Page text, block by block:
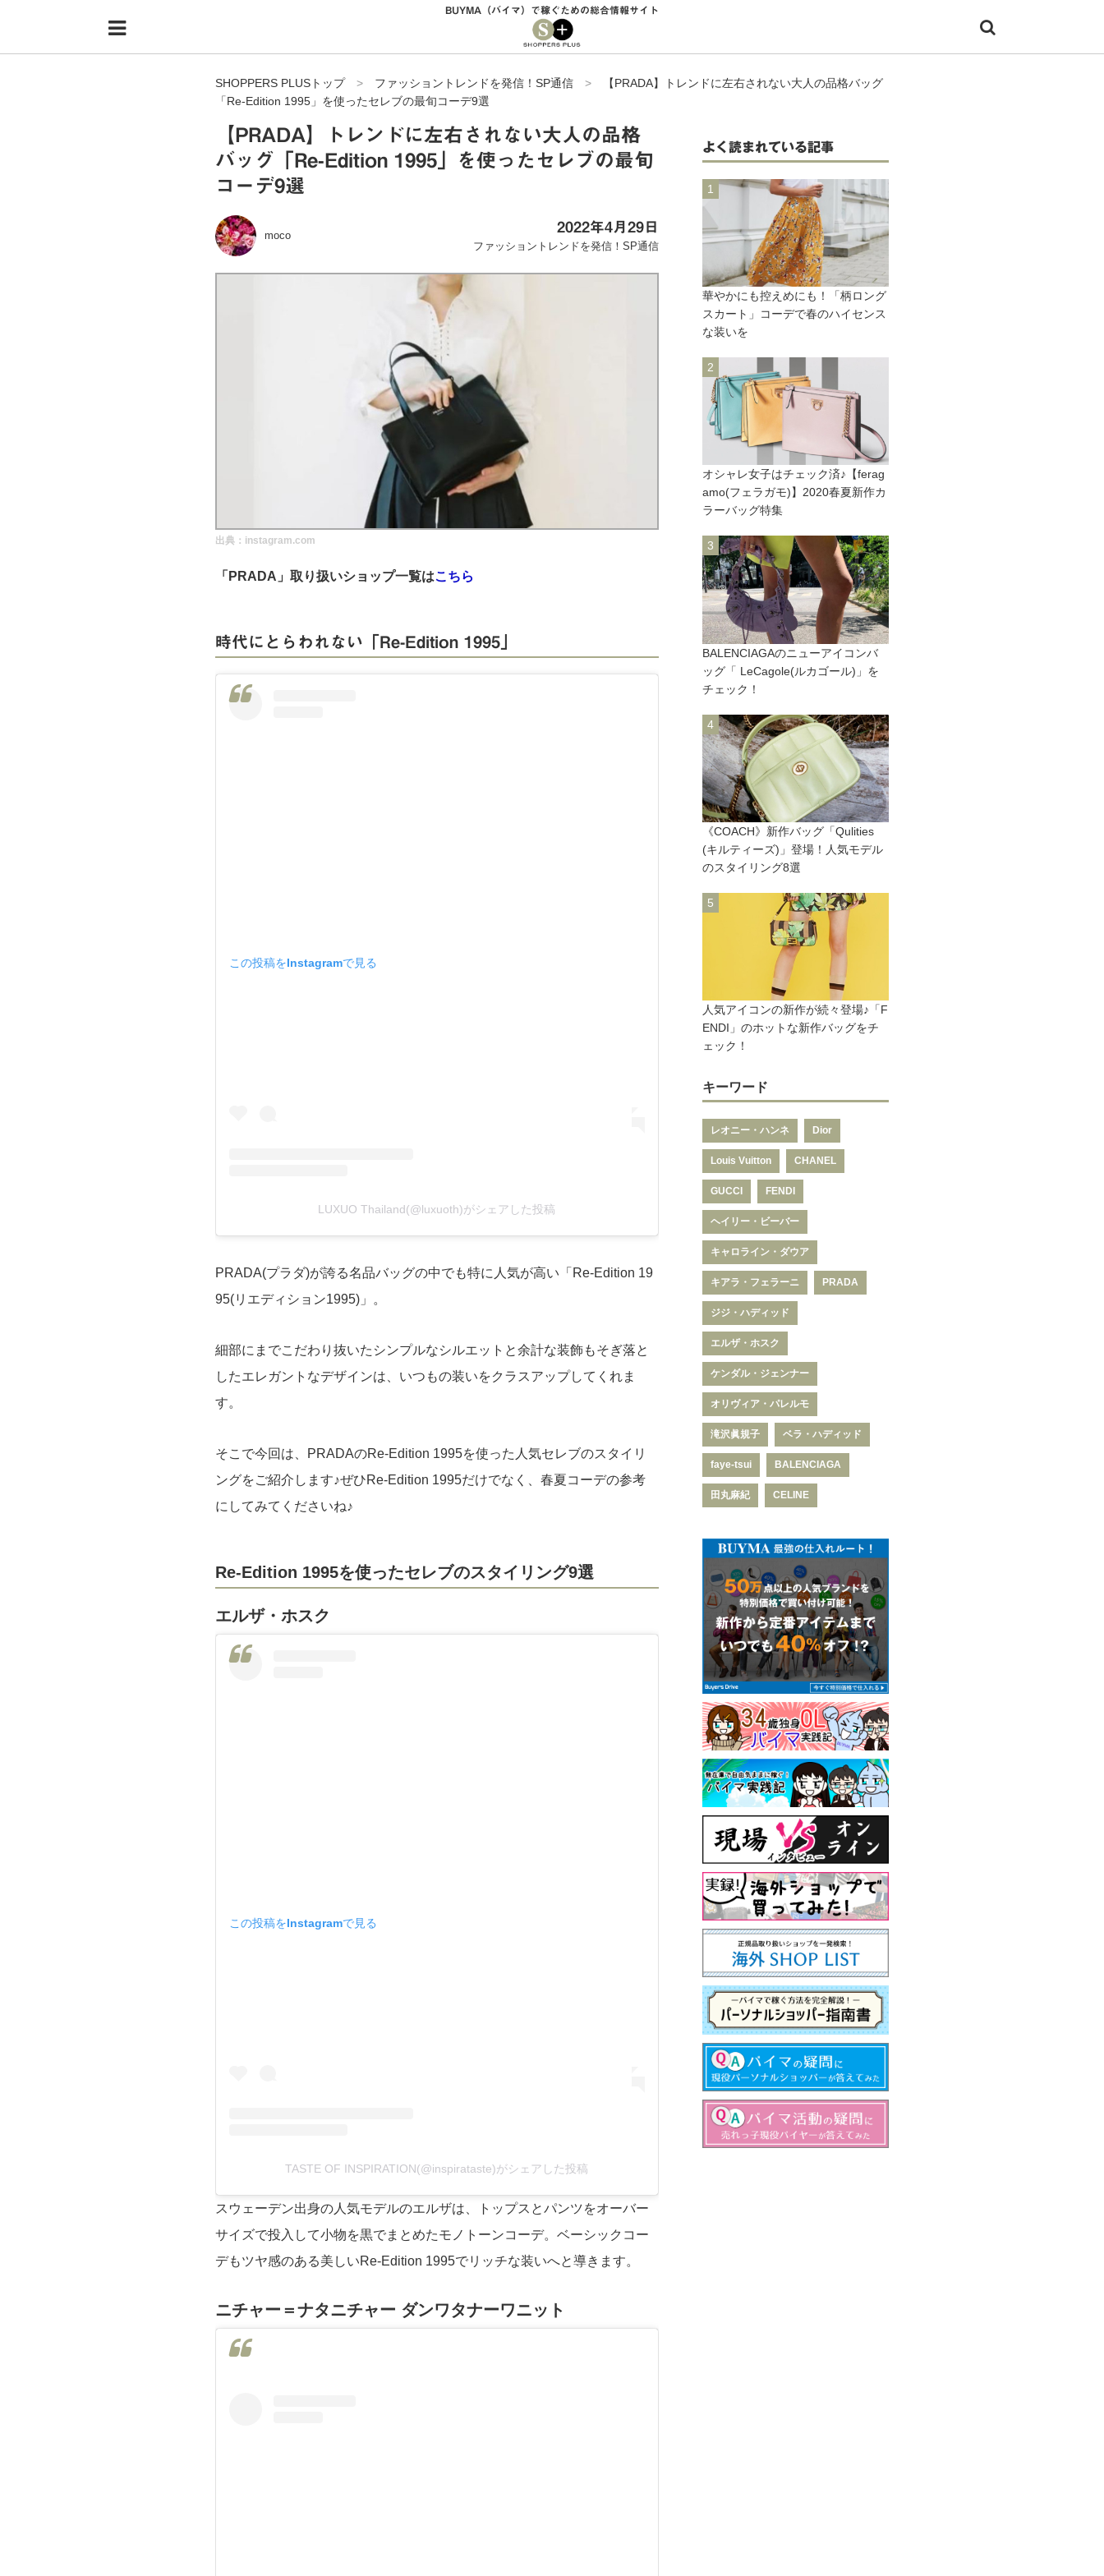
HOME
無在庫で自由気ままに稼ぐ！バイマ実践記
BUYMA（バイマ）で稼ぐための総合情報サイト
SHOPPERS PLUSトップ> ファッショントレンドを発信！SP通信 >
【PRADA】トレンドに左右されない大人の品格バッグ
「Re-Edition 1995」を使ったセレブの最旬コーデ9選
【PRADA】トレンドに左右されない大人の品格
バッグ「Re-Edition 1995」を使ったセレブの最旬
コーデ9選
moco
2022年4月29日
ファッショントレンドを発信！SP通信
出典：instagram.com
「PRADA」取り扱いショップ一覧はこちら
時代にとらわれない「Re-Edition 1995」
この投稿をInstagramで見る
LUXUO Thailand(@luxuoth)がシェアした投稿
PRADA(プラダ)が誇る名品バッグの中でも特に人気が高い「Re-Edition 19
95(リエディション1995)」。
細部にまでこだわり抜いたシンプルなシルエットと余計な装飾もそぎ落と
したエレガントなデザインは、いつもの装いをクラスアップしてくれま
す。
そこで今回は、PRADAのRe-Edition 1995を使った人気セレブのスタイリ
ングをご紹介します♪ぜひRe-Edition 1995だけでなく、春夏コーデの参考
にしてみてくださいね♪
Re-Edition 1995を使ったセレブのスタイリング9選
エルザ・ホスク
この投稿をInstagramで見る
TASTE OF INSPIRATION(@inspirataste)がシェアした投稿
スウェーデン出身の人気モデルのエルザは、トップスとパンツをオーバー
サイズで投入して小物を黒でまとめたモノトーンコーデ。ベーシックコー
デもツヤ感のある美しいRe-Edition 1995でリッチな装いへと導きます。
ニチャー＝ナタニチャー ダンワタナーワニット
よく読まれている記事
華やかにも控えめにも！「柄ロング
スカート」コーデで春のハイセンス
な装いを
オシャレ女子はチェック済♪【ferag
amo(フェラガモ)】2020春夏新作カ
ラーバッグ特集
BALENCIAGAのニューアイコンバ
ッグ「 LeCagole(ルカゴール)」を
チェック！
《COACH》新作バッグ「Qulities
(キルティーズ)」登場！人気モデル
のスタイリング8選
人気アイコンの新作が続々登場♪「F
ENDI」のホットな新作バッグをチ
ェック！
キーワード
レオニー・ハンネ Dior
Louis Vuitton CHANEL
GUCCI FENDI
ヘイリー・ビーバー
キャロライン・ダウア
キアラ・フェラーニ PRADA
ジジ・ハディッド
エルザ・ホスク
ケンダル・ジェンナー
オリヴィア・パレルモ
滝沢眞規子 ベラ・ハディッド
faye-tsui BALENCIAGA
田丸麻紀 CELINE